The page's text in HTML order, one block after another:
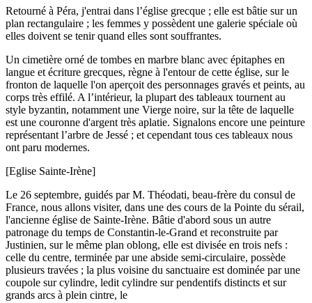
Retourné à Péra, j'entrai dans l’église grecque ; elle est bâtie sur un
plan rectangulaire ; les femmes y possèdent une galerie spéciale où
elles doivent se tenir quand elles sont souffrantes.
Un cimetière orné de tombes en marbre blanc avec épitaphes en
langue et écriture grecques, règne à l'entour de cette église, sur le
fronton de laquelle l'on aperçoit des personnages gravés et peints, au
corps très effilé. A l’intérieur, la plupart des tableaux tournent au
style byzantin, notamment une Vierge noire, sur la tête de laquelle
est une couronne d'argent très aplatie. Signalons encore une peinture
représentant l’arbre de Jessé ; et cependant tous ces tableaux nous
ont paru modernes.
[Eglise Sainte-Irène]
Le 26 septembre, guidés par M. Théodati, beau-frère du consul de
France, nous allons visiter, dans une des cours de la Pointe du sérail,
l'ancienne église de Sainte-Irène. Bâtie d'abord sous un autre
patronage du temps de Constantin-le-Grand et reconstruite par
Justinien, sur le même plan oblong, elle est divisée en trois nefs :
celle du centre, terminée par une abside semi-circulaire, possède
plusieurs travées ; la plus voisine du sanctuaire est dominée par une
coupole sur cylindre, ledit cylindre sur pendentifs distincts et sur
grands arcs à plein cintre, le